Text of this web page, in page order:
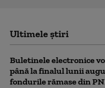
Ultimele știri
Buletinele electronice
până la finalul lunii
fondurile rămase din